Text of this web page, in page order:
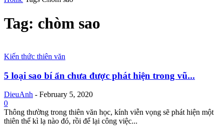
Tag: chòm sao
Kiến thức thiên văn
5 loại sao bí ẩn chưa được phát hiện trong vũ...
DieuAnh - February 5, 2020
0
Thông thường trong thiên văn học, kính viễn vọng sẽ phát hiện một
thiên thể kì lạ nào đó, rồi để lại công việc...